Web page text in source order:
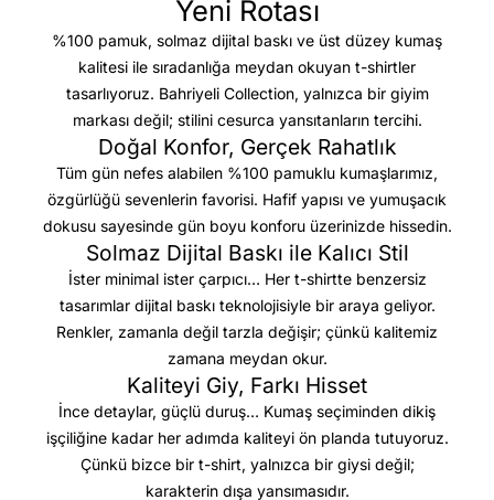
Yeni Rotası
%100 pamuk, solmaz dijital baskı ve üst düzey kumaş
kalitesi ile sıradanlığa meydan okuyan t-shirtler
tasarlıyoruz. Bahriyeli Collection, yalnızca bir giyim
markası değil; stilini cesurca yansıtanların tercihi.
Doğal Konfor, Gerçek Rahatlık
Tüm gün nefes alabilen %100 pamuklu kumaşlarımız,
özgürlüğü sevenlerin favorisi. Hafif yapısı ve yumuşacık
dokusu sayesinde gün boyu konforu üzerinizde hissedin.
Solmaz Dijital Baskı ile Kalıcı Stil
İster minimal ister çarpıcı… Her t-shirtte benzersiz
tasarımlar dijital baskı teknolojisiyle bir araya geliyor.
Renkler, zamanla değil tarzla değişir; çünkü kalitemiz
zamana meydan okur.
Kaliteyi Giy, Farkı Hisset
İnce detaylar, güçlü duruş… Kumaş seçiminden dikiş
işçiliğine kadar her adımda kaliteyi ön planda tutuyoruz.
Çünkü bizce bir t-shirt, yalnızca bir giysi değil;
karakterin dışa yansımasıdır.